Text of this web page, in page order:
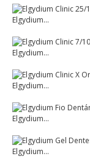
Elgydium...
Elgydium...
Elgydium...
Elgydium...
Elgydium...